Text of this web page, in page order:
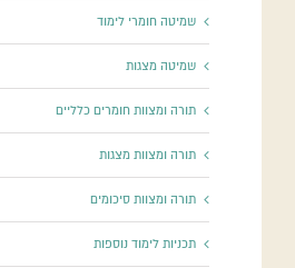
שמיטה חומרי לימוד
שמיטה מצגות
תורה ומצוות חומרים כלליים
תורה ומצוות מצגות
תורה ומצוות סיכומים
תכניות לימוד נוספות